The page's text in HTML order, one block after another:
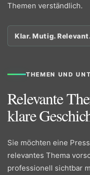
Themen verständlich.
Klar. Mutig.
THEMEN UND
Relevante
klare
Sie möchten eine
relevantes Thema
professionell sichtbar